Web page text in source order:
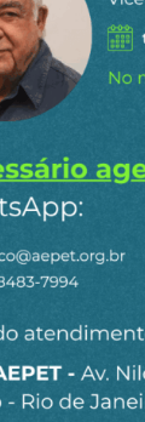
Clique